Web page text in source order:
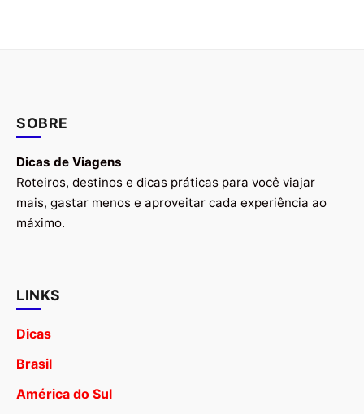
SOBRE
Dicas de Viagens
Roteiros, destinos e dicas práticas para você viajar
mais, gastar menos e aproveitar cada experiência ao
máximo.
LINKS
Dicas
Brasil
América do Sul